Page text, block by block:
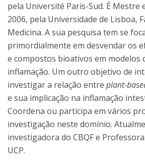
pela Université Paris-Sud. É Mestre
2006, pela Universidade de Lisboa,
Medicina. A sua pesquisa tem se
primordialmente em desvendar os
e compostos bioativos em modelos
inflamação. Um outro objetivo de
investigar a relação entre plant-
e sua implicação na inflamação
Coordena ou participa em vários
investigação neste domínio.
investigadora do CBQF e
UCP.